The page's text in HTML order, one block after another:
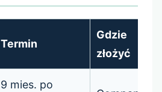
Termin
Gdzie
złożyć
9 mies. po